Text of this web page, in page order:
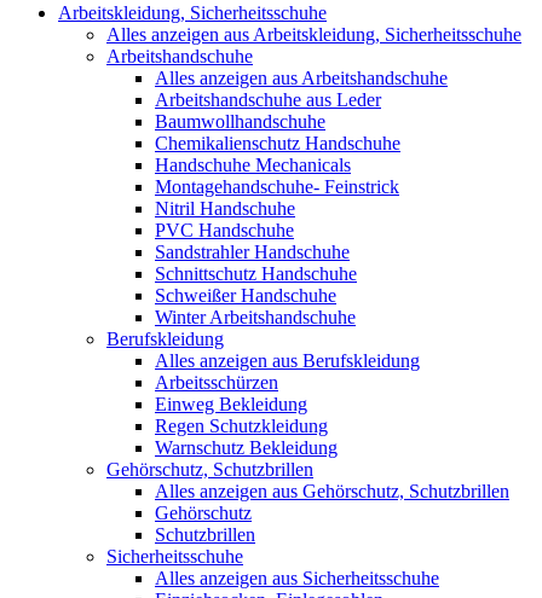
Arbeitskleidung, Sicherheitsschuhe
Alles anzeigen aus Arbeitskleidung, Sicherheitsschuhe
Arbeitshandschuhe
Alles anzeigen aus Arbeitshandschuhe
Arbeitshandschuhe aus Leder
Baumwollhandschuhe
Chemikalienschutz Handschuhe
Handschuhe Mechanicals
Montagehandschuhe- Feinstrick
Nitril Handschuhe
PVC Handschuhe
Sandstrahler Handschuhe
Schnittschutz Handschuhe
Schweißer Handschuhe
Winter Arbeitshandschuhe
Berufskleidung
Alles anzeigen aus Berufskleidung
Arbeitsschürzen
Einweg Bekleidung
Regen Schutzkleidung
Warnschutz Bekleidung
Gehörschutz, Schutzbrillen
Alles anzeigen aus Gehörschutz, Schutzbrillen
Gehörschutz
Schutzbrillen
Sicherheitsschuhe
Alles anzeigen aus Sicherheitsschuhe